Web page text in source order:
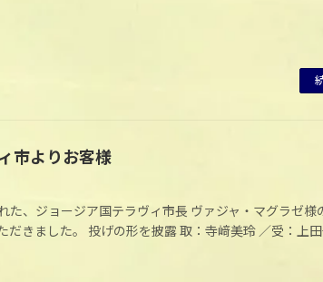
市よりお客様
た、ジョージア国テラヴィ市長 ヴァジャ・マグラゼ様
だきました。 投げの形を披露 取：寺﨑美玲 ／受：上